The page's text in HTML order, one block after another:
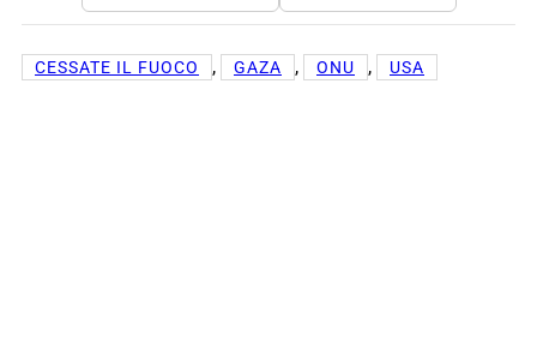
CESSATE IL FUOCO , GAZA , ONU , USA